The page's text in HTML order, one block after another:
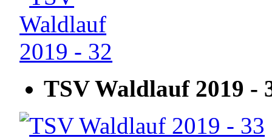
TSV Waldlauf 2019 -